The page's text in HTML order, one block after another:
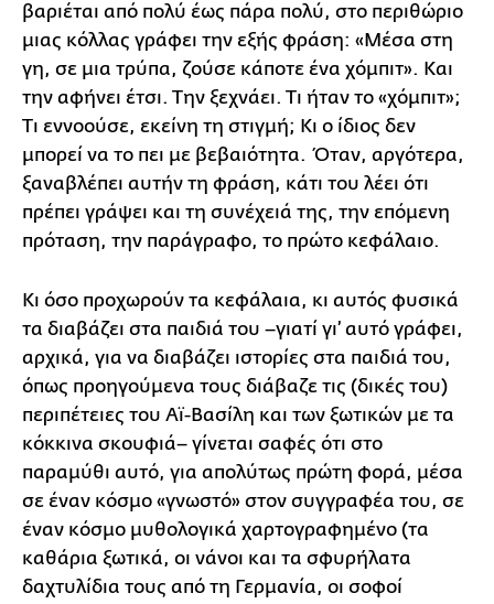
βαριέται από πολύ έως πάρα πολύ, στο περιθώριο
μιας κόλλας γράφει την εξής φράση: «Μέσα στη
γη, σε μια τρύπα, ζούσε κάποτε ένα χόμπιτ». Και
την αφήνει έτσι. Την ξεχνάει. Τι ήταν το «χόμπιτ»;
Τι εννοούσε, εκείνη τη στιγμή; Κι ο ίδιος δεν
μπορεί να το πει με βεβαιότητα. Όταν, αργότερα,
ξαναβλέπει αυτήν τη φράση, κάτι του λέει ότι
πρέπει γράψει και τη συνέχειά της, την επόμενη
πρόταση, την παράγραφο, το πρώτο κεφάλαιο.
Κι όσο προχωρούν τα κεφάλαια, κι αυτός φυσικά
τα διαβάζει στα παιδιά του –γιατί γι’ αυτό γράφει,
αρχικά, για να διαβάζει ιστορίες στα παιδιά του,
όπως προηγούμενα τους διάβαζε τις (δικές του)
περιπέτειες του Αϊ-Βασίλη και των ξωτικών με τα
κόκκινα σκουφιά– γίνεται σαφές ότι στο
παραμύθι αυτό, για απολύτως πρώτη φορά, μέσα
σε έναν κόσμο «γνωστό» στον συγγραφέα του, σε
έναν κόσμο μυθολογικά χαρτογραφημένο (τα
καθάρια ξωτικά, οι νάνοι και τα σφυρήλατα
δαχτυλίδια τους από τη Γερμανία, οι σοφοί